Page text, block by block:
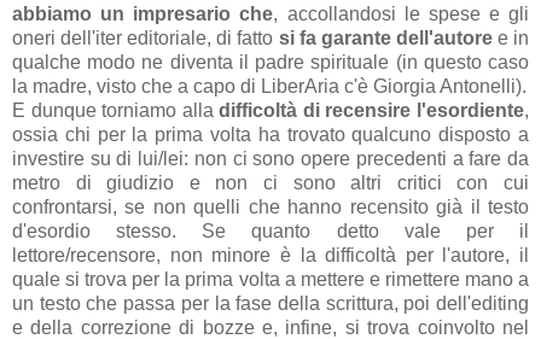
abbiamo un impresario che, accollandosi le spese e gli
oneri dell'iter editoriale, di fatto si fa garante dell'autoree in
qualche modo ne diventa il padre spirituale (in questo caso
la madre, visto che a capo di LiberAria c'è Giorgia Antonelli).
E dunque torniamo alladifficoltà di recensire l'esordiente,
ossia chi per la prima volta ha trovato qualcuno disposto a
investire su di lui/lei: non ci sono opere precedenti a fare da
metro di giudizio e non ci sono altri critici con cui
confrontarsi, se non quelli che hanno recensito già il testo
d'esordio stesso. Se quanto detto vale per il
lettore/recensore, non minore è la difficoltà per l'autore, il
quale si trova per la prima volta a mettere e rimettere mano a
un testo che passa per la fase della scrittura, poi dell'editing
e della correzione di bozze e, infine, si trova coinvolto nel